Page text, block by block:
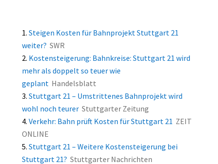
Steigen Kosten für Bahnprojekt Stuttgart 21
weiter? SWR
Kostensteigerung: Bahnkreise: Stuttgart 21 wird
mehr als doppelt so teuer wie
geplant Handelsblatt
Stuttgart 21 – Umstrittenes Bahnprojekt wird
wohl noch teurer Stuttgarter Zeitung
Verkehr: Bahn prüft Kosten für Stuttgart 21 ZEIT
ONLINE
Stuttgart 21 – Weitere Kostensteigerung bei
Stuttgart 21? Stuttgarter Nachrichten